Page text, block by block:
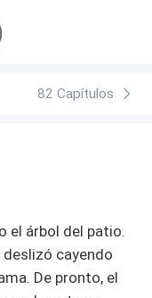
82 Capítulos
el árbol del patio.
cayendo
De pronto, el